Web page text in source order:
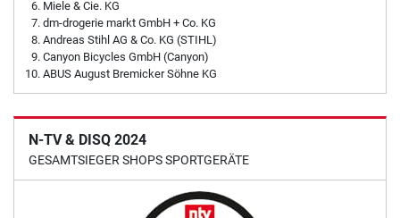
Miele & Cie. KG
dm-drogerie markt GmbH + Co. KG
Andreas Stihl AG & Co. KG (STIHL)
Canyon Bicycles GmbH (Canyon)
ABUS August Bremicker Söhne KG
N-TV & DISQ 2024
GESAMTSIEGER SHOPS SPORTGERÄTE